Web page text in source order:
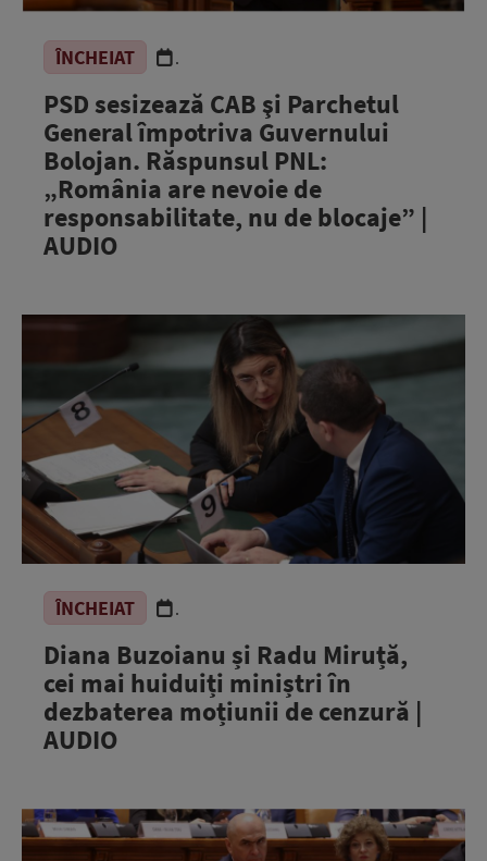
ÎNCHEIAT .
PSD sesizează CAB şi Parchetul
General împotriva Guvernului
Bolojan. Răspunsul PNL:
„România are nevoie de
responsabilitate, nu de blocaje” |
AUDIO
ÎNCHEIAT .
Diana Buzoianu și Radu Miruță,
cei mai huiduiți miniștri în
dezbaterea moțiunii de cenzură |
AUDIO